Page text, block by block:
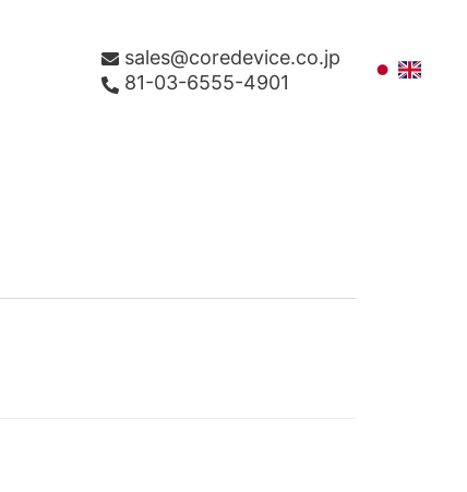
sales@coredevice.co.jp
81-03-6555-4901